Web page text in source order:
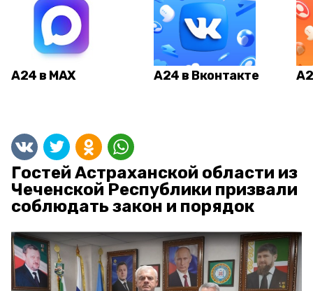
А24 в MAX А24 в Вконтакте
Гостей Астраханской области из
Чеченской Республики призвали
соблюдать закон и порядок